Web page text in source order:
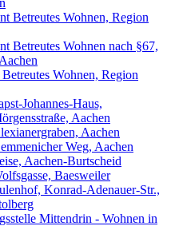
Betreutes Wohnen, Region
Betreutes Wohnen nach §67,
Wohnen, Region
Johannes-Haus,
Aachen
Aachen
Weg, Aachen
Aachen-Burtscheid
Baesweiler
Konrad-Adenauer-Str.,
Mittendrin - Wohnen in